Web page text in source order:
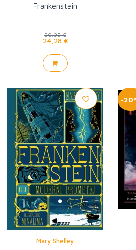
Frankenstein
30,35 €
24,28 €
Mary Shelley
-